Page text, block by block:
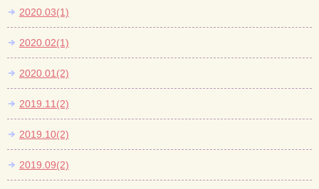
2020.03(1)
2020.02(1)
2020.01(2)
2019.11(2)
2019.10(2)
2019.09(2)